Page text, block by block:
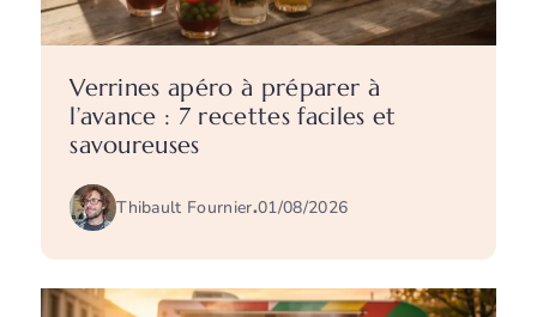
Verrines apéro à préparer à
l’avance : 7 recettes faciles et
savoureuses
Thibault Fournier.01/08/2026